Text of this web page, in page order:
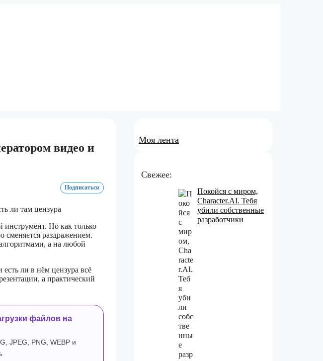
видео и
Подписаться
инструмент. Но как только
сменяется раздражением.
а на любой
ли в нём цензура всё
а практический
файлов на
JPEG, PNG, WEBP и
Моя лента
Свежее:
Покойся с миром,
Character.AI. Тебя
убили собственные
разработчики